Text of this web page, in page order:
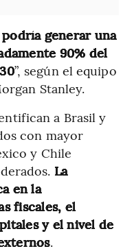
podría generar una
90% del
”, según el equipo
Stanley.
a Brasil y
con mayor
y Chile
La
en la
fiscales, el
y el nivel de
.